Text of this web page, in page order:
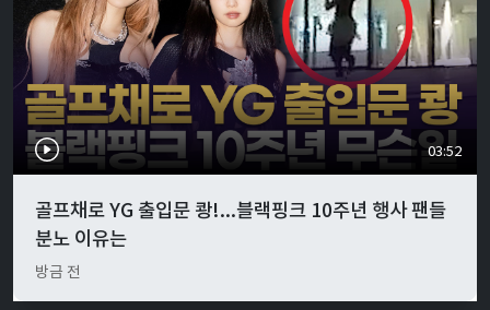
03:52
골프채로 YG 출입문 쾅!...블랙핑크 10주년 행사 팬들
분노 이유는
방금 전